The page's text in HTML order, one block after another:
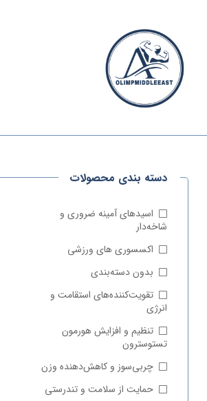
الیمپ
مکمل‌های
وارداتی
دسته بندی محصولات
اسیدهای آمینه ضروری و
شاخه‌دار
اکسسوری‌ های ورزشی
بدون دسته‌بندی
تقویت‌کننده‌های استقامت و
انرژی
تنظیم و افزایش هورمون
تستوسترون
چربی‌سوز و کاهش‌دهنده وزن
حمایت از سلامت و تندرستی